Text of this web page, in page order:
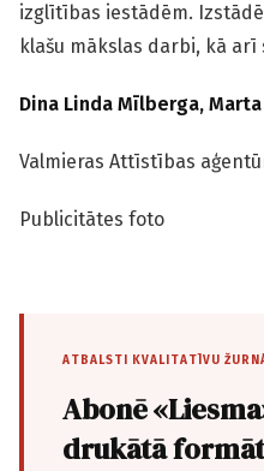
izglītības iestādēm.
klašu mākslas darbi, kā
Dina Linda Mīlberga,
Valmieras Attīstības
Publicitātes foto
ATBALSTI KVALITATĪVU
Abonē
drukātā